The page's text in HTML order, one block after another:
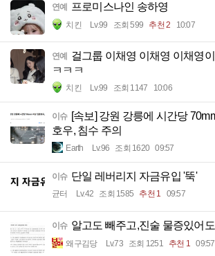
연예 프로미스나인 송하영
치킨 Lv.99 조회 599 추천 2 10:07
연예
걸그룹 이채영 이채영 이채영
ㅋㅋㅋ
치킨 Lv.99 조회 1147 10:06
이슈 [속보] 강원 강릉에 시간당
호우, 침수 주의
Earth Lv.96 조회 1620 09:57
이슈 단일 레버리지 자금유입 '뚝'
균터 Lv.42 조회 1585 추천 1 09:57
이슈 알고도 빼주고,진술 물증있어
왜구김당 Lv.73 조회 1251 추천 1 09:57